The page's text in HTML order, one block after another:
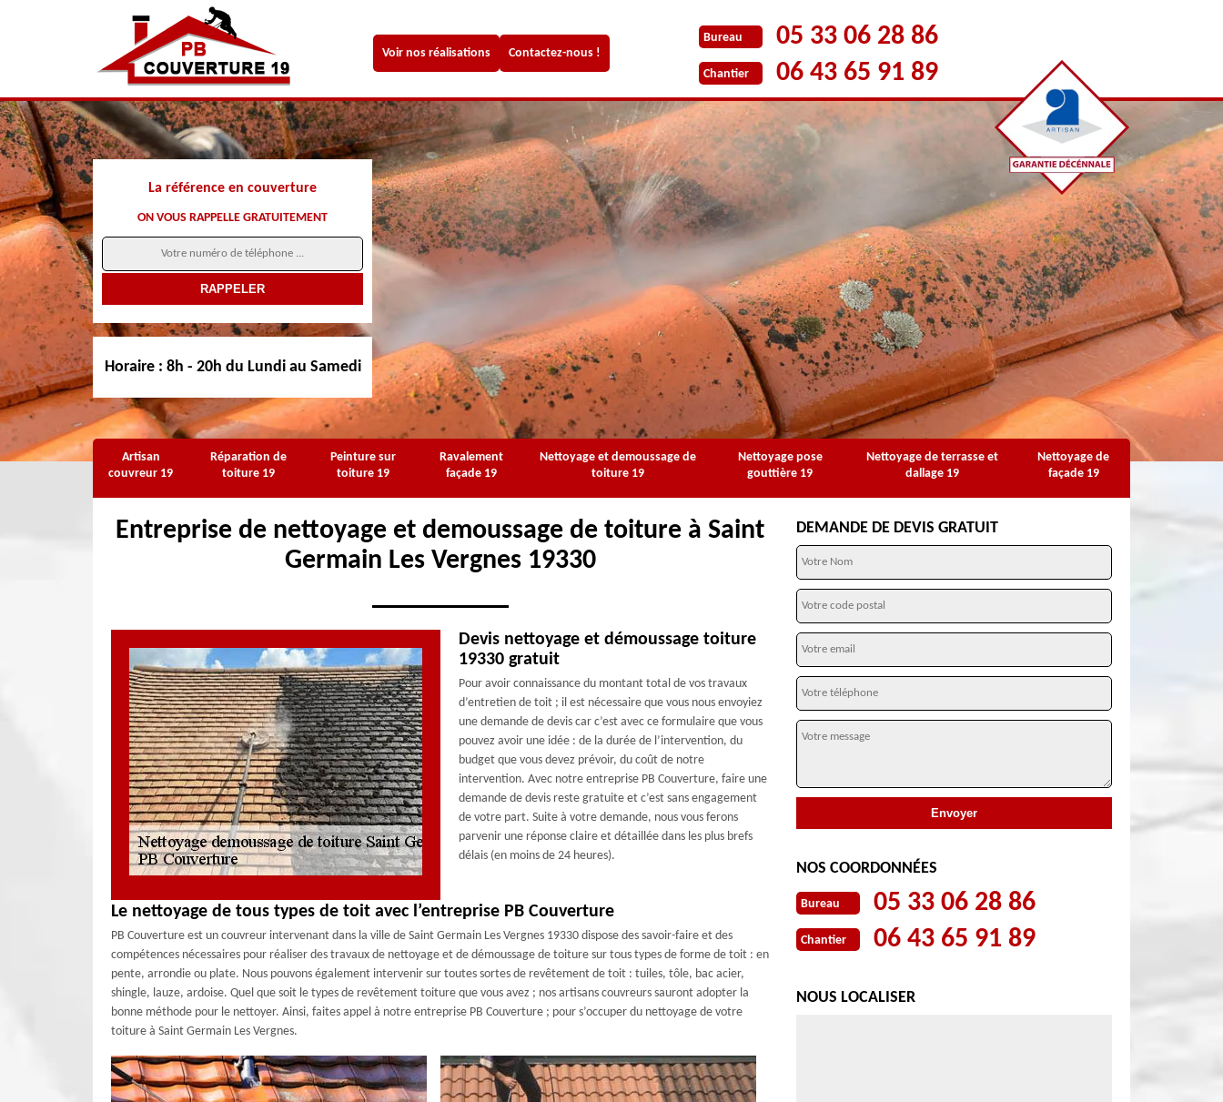
Voir nos réalisations Contactez-nous !
Bureau 05 33 06 28 86
Chantier 06 43 65 91 89
La référence en couverture
ON VOUS RAPPELLE GRATUITEMENT
Horaire : 8h - 20h du Lundi au Samedi
Artisan
couvreur 19
Réparation de
toiture 19
Peinture sur
toiture 19
Ravalement
façade 19
Nettoyage et demoussage de
toiture 19
Nettoyage pose
gouttière 19
Nettoyage de terrasse et
dallage 19
Nettoyage de
façade 19
Entreprise de nettoyage et demoussage de toiture à Saint
Germain Les Vergnes 19330
Devis nettoyage et démoussage toiture
19330 gratuit
Pour avoir connaissance du montant total de vos travaux
d’entretien de toit ; il est nécessaire que vous nous envoyiez
une demande de devis car c’est avec ce formulaire que vous
pouvez avoir une idée : de la durée de l’intervention, du
budget que vous devez prévoir, du coût de notre
intervention. Avec notre entreprise PB Couverture, faire une
demande de devis reste gratuite et c’est sans engagement
de votre part. Suite à votre demande, nous vous ferons
parvenir une réponse claire et détaillée dans les plus brefs
délais (en moins de 24 heures).
Le nettoyage de tous types de toit avec l’entreprise PB Couverture
PB Couverture est un couvreur intervenant dans la ville de Saint Germain Les Vergnes 19330 dispose des savoir-faire et des
compétences nécessaires pour réaliser des travaux de nettoyage et de démoussage de toiture sur tous types de forme de toit : en
pente, arrondie ou plate. Nous pouvons également intervenir sur toutes sortes de revêtement de toit : tuiles, tôle, bac acier,
shingle, lauze, ardoise. Quel que soit le types de revêtement toiture que vous avez ; nos artisans couvreurs sauront adopter la
bonne méthode pour le nettoyer. Ainsi, faites appel à notre entreprise PB Couverture ; pour s’occuper du nettoyage de votre
toiture à Saint Germain Les Vergnes.
DEMANDE DE DEVIS GRATUIT
NOS COORDONNÉES
Bureau 05 33 06 28 86
Chantier 06 43 65 91 89
NOUS LOCALISER